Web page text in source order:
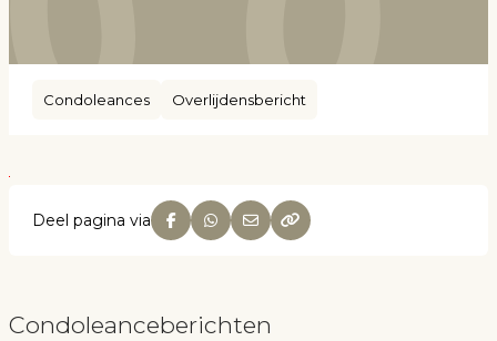
Condoleances Overlijdensbericht
Deel pagina via
Condoleanceberichten